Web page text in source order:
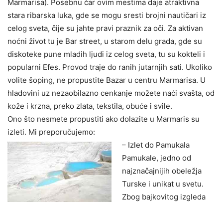
Marmarisa). Posebnu čar ovim mestima daje atraktivna
stara ribarska luka, gde se mogu sresti brojni nautičari iz
celog sveta, čije su jahte pravi praznik za oči. Za aktivan
noćni život tu je Bar street, u starom delu grada, gde su
diskoteke pune mladih ljudi iz celog sveta, tu su kokteli i
popularni Efes. Provod traje do ranih jutarnjih sati. Ukoliko
volite šoping, ne propustite Bazar u centru Marmarisa. U
hladovini uz nezaobilazno cenkanje možete naći svašta, od
kože i krzna, preko zlata, tekstila, obuće i svile.
Ono što nesmete propustiti ako dolazite u Marmaris su
izleti. Mi preporučujemo:
– Izlet do Pamukala
Pamukale, jedno od
najznačajnijih obeležja
Turske i unikat u svetu.
Zbog bajkovitog izgleda